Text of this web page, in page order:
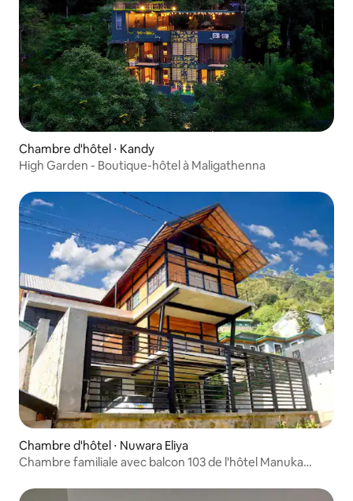
Chambre d'hôtel ⋅ Kandy
High Garden - Boutique-hôtel à Maligathenna
Chambre d'hôtel ⋅ Nuwara Eliya
Chambre familiale avec balcon 103 de l'hôtel Manuka